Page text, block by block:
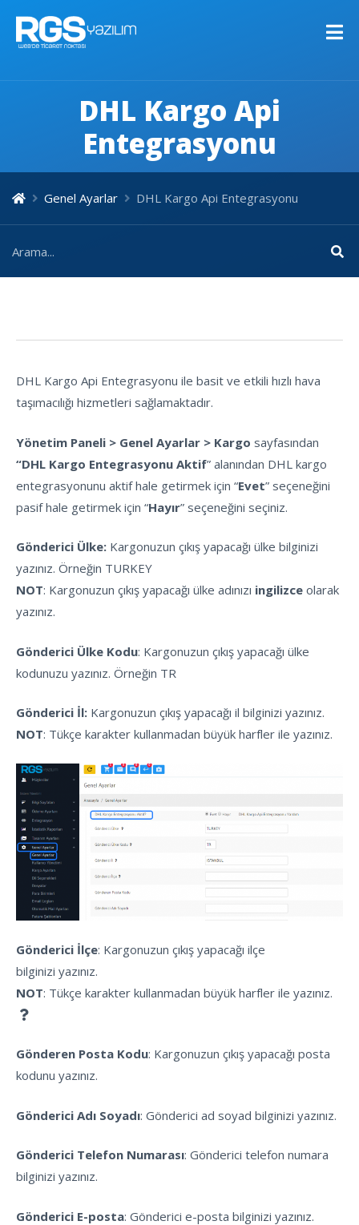
DHL Kargo Api
Entegrasyonu
Genel Ayarlar DHL Kargo Api Entegrasyonu
DHL Kargo Api Entegrasyonu ile basit ve etkili hızlı hava
taşımacılığı hizmetleri sağlamaktadır.
Yönetim Paneli > Genel Ayarlar > Kargo sayfasından
“DHL Kargo Entegrasyonu Aktif” alanından DHL kargo
entegrasyonunu aktif hale getirmek için “Evet” seçeneğini
pasif hale getirmek için “Hayır” seçeneğini seçiniz.
Gönderici Ülke: Kargonuzun çıkış yapacağı ülke bilginizi
yazınız. Örneğin TURKEY
NOT: Kargonuzun çıkış yapacağı ülke adınızı ingilizce olarak
yazınız.
Gönderici Ülke Kodu: Kargonuzun çıkış yapacağı ülke
kodunuzu yazınız. Örneğin TR
Gönderici İl: Kargonuzun çıkış yapacağı il bilginizi yazınız.
NOT: Tükçe karakter kullanmadan büyük harfler ile yazınız.
Gönderici İlçe: Kargonuzun çıkış yapacağı ilçe
bilginizi yazınız.
NOT: Tükçe karakter kullanmadan büyük harfler ile yazınız.
Gönderen Posta Kodu: Kargonuzun çıkış yapacağı posta
kodunu yazınız.
Gönderici Adı Soyadı: Gönderici ad soyad bilginizi yazınız.
Gönderici Telefon Numarası: Gönderici telefon numara
bilginizi yazınız.
Gönderici E-posta: Gönderici e-posta bilginizi yazınız.